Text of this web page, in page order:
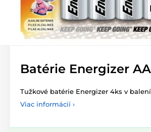
Batérie Energizer
Tužkové batérie Energizer 4ks v
Viac informácií ›